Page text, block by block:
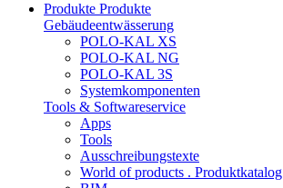
Produkte Produkte
Gebäudeentwässerung
POLO-KAL XS
POLO-KAL NG
POLO-KAL 3S
Systemkomponenten
Tools & Softwareservice
Apps
Tools
Ausschreibungstexte
World of products . Produktkatalog